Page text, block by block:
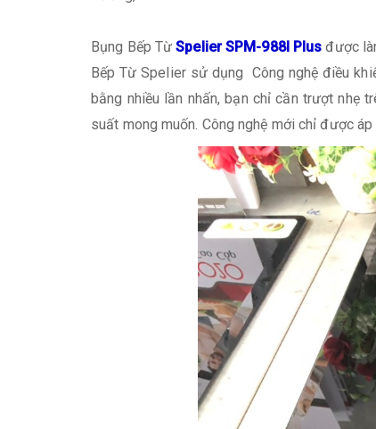
Bụng Bếp TừSpelier SPM-988I Plus được
Bếp Từ Spelier sử dụng Công nghệ điều
bằng nhiều lần nhấn, bạn chỉ cần trượt nhẹ
suất mong muốn. Công nghệ mới chỉ được